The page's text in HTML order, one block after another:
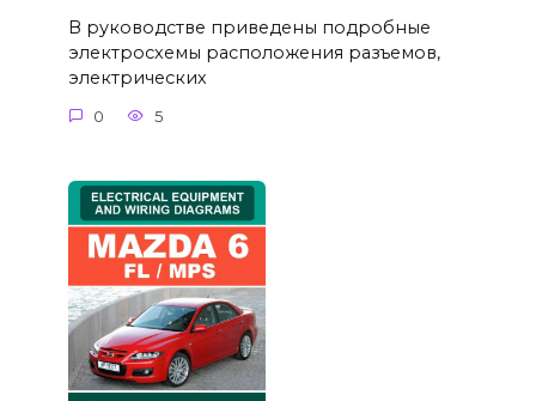
В руководстве приведены подробные
электросхемы расположения разъемов,
электрических
0 5